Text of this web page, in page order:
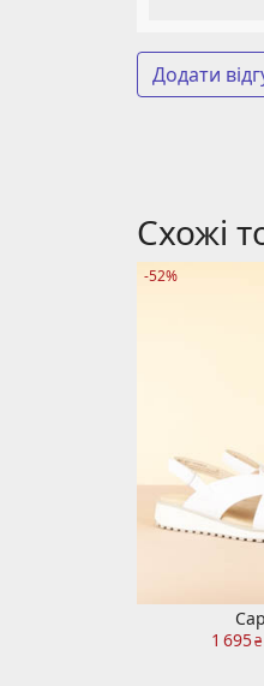
Додати
Схожі
-52%
1 695₴